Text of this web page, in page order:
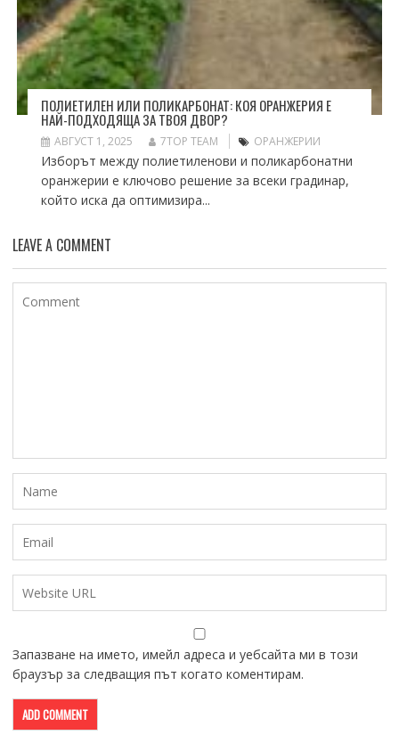
ПОЛИЕТИЛЕН ИЛИ ПОЛИКАРБОНАТ: КОЯ ОРАНЖЕРИЯ Е
НАЙ-ПОДХОДЯЩА ЗА ТВОЯ ДВОР?
АВГУСТ 1, 2025 7TOP TEAM ОРАНЖЕРИИ
Изборът между полиетиленови и поликарбонатни
оранжерии е ключово решение за всеки градинар,
който иска да оптимизира...
LEAVE A COMMENT
Запазване на името, имейл адреса и уебсайта ми в този
браузър за следващия път когато коментирам.